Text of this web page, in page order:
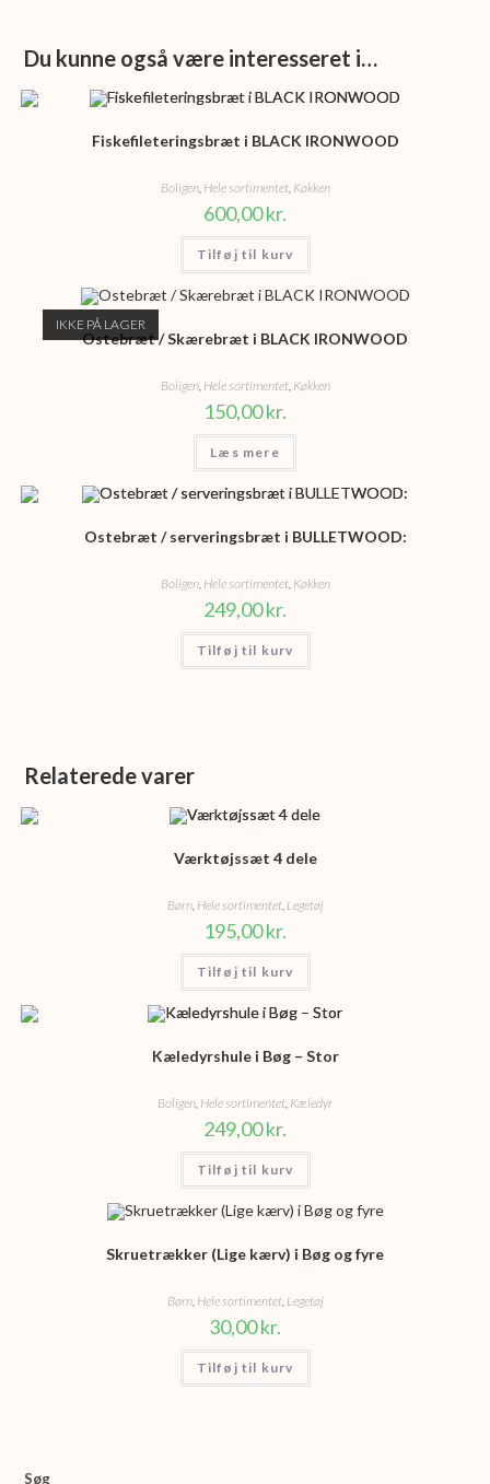
Du kunne også være interesseret i…
Fiskefileteringsbræt i BLACK IRONWOOD
Boligen, Hele sortimentet, Køkken
600,00kr.
Tilføj til kurv
IKKE PÅ LAGER
Ostebræt / Skærebræt i BLACK IRONWOOD
Boligen, Hele sortimentet, Køkken
150,00kr.
Læs mere
Ostebræt / serveringsbræt i BULLETWOOD:
Boligen, Hele sortimentet, Køkken
249,00kr.
Tilføj til kurv
Relaterede varer
Værktøjssæt 4 dele
Børn, Hele sortimentet, Legetøj
195,00kr.
Tilføj til kurv
Kæledyrshule i Bøg – Stor
Boligen, Hele sortimentet, Kæledyr
249,00kr.
Tilføj til kurv
Skruetrækker (Lige kærv) i Bøg og fyre
Børn, Hele sortimentet, Legetøj
30,00kr.
Tilføj til kurv
Søg